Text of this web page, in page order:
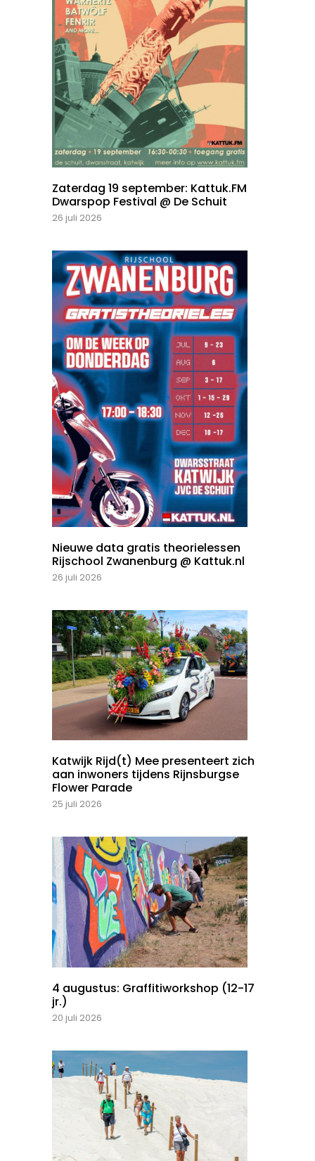
Zaterdag 19 september: Kattuk.FM
Dwarspop Festival @ De Schuit
26 juli 2026
Nieuwe data gratis theorielessen
Rijschool Zwanenburg @ Kattuk.nl
26 juli 2026
Katwijk Rijd(t) Mee presenteert zich
aan inwoners tijdens Rijnsburgse
Flower Parade
25 juli 2026
4 augustus: Graffitiworkshop (12-17
jr.)
20 juli 2026